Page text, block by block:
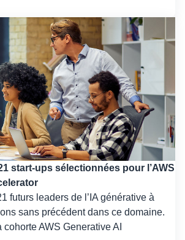
start-ups sélectionnées pour l’AWS
futurs leaders de l’IA générative à
sans précédent dans ce domaine.
AWS Generative AI